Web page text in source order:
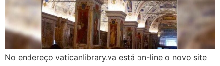
No endereço vaticanlibrary.va está on-line o novo site